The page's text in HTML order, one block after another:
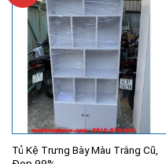
Tủ Kệ Trưng Bày Màu Trắng Cũ,